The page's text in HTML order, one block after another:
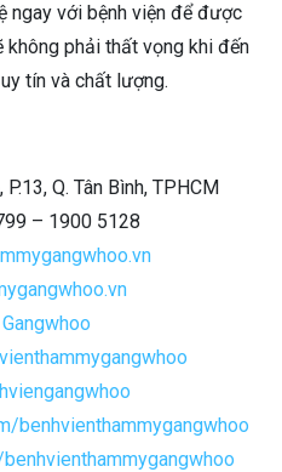
ngay với bệnh viện để được
phải thất vọng khi đến
tín và chất lượng.
Q. Tân Bình, TPHCM
– 1900 5128
benhvienthammygangwhoo